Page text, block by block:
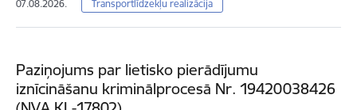
07.08.2026. Transportlīdzekļu realizācija
Paziņojums par lietisko pierādījumu
iznīcināšanu kriminālprocesā Nr. 19420038426